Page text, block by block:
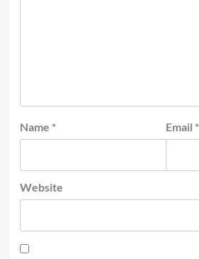
Name * Email *
Website